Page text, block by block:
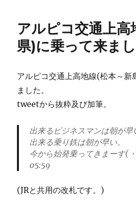
アルピコ交通上高
県)に乗って来まし
アルピコ交通上高地線(松本～新
ました。
tweetから抜粋及び加筆。
出来るビジネスマンは朝が早
出来る乗り鉄は朝が早い。
今から始発乗ってきまーす(
05:59
(JRと共用の改札です。)